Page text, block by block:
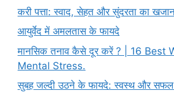
करी पत्ता: स्वाद, सेहत और सुंदरता का
आयुर्वेद में अमलतास के फायदे
मानसिक तनाव कैसे दूर करें ? | 16 Best
Mental Stress.
सुबह जल्दी उठने के फायदे: स्वस्थ और सफल